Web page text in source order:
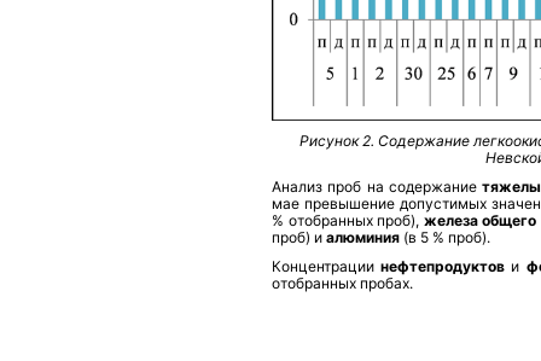
Рисунок 2. Содержание
Анализ проб на содержание
мае превышение допустимых
% отобранных проб), железа общего
проб) и алюминия (в 5 % проб).
Концентрациинефтепродуктов и
отобранных пробах.